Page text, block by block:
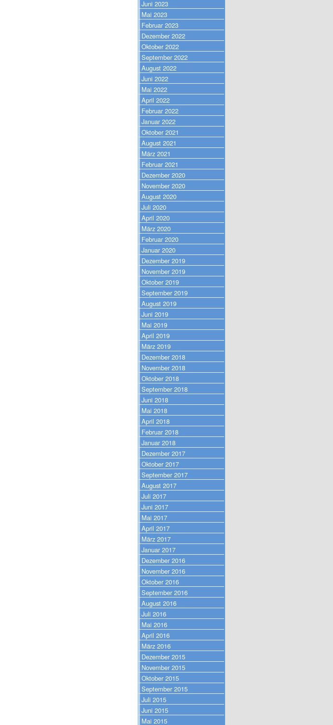
Juni 2023
Mai 2023
Februar 2023
Dezember 2022
Oktober 2022
September 2022
August 2022
Juni 2022
Mai 2022
April 2022
Februar 2022
Januar 2022
Oktober 2021
August 2021
März 2021
Februar 2021
Dezember 2020
November 2020
August 2020
Juli 2020
April 2020
März 2020
Februar 2020
Januar 2020
Dezember 2019
November 2019
Oktober 2019
September 2019
August 2019
Juni 2019
Mai 2019
April 2019
März 2019
Dezember 2018
November 2018
Oktober 2018
September 2018
Juni 2018
Mai 2018
April 2018
Februar 2018
Januar 2018
Dezember 2017
Oktober 2017
September 2017
August 2017
Juli 2017
Juni 2017
Mai 2017
April 2017
März 2017
Januar 2017
Dezember 2016
November 2016
Oktober 2016
September 2016
August 2016
Juli 2016
Mai 2016
April 2016
März 2016
Dezember 2015
November 2015
Oktober 2015
September 2015
Juli 2015
Juni 2015
Mai 2015